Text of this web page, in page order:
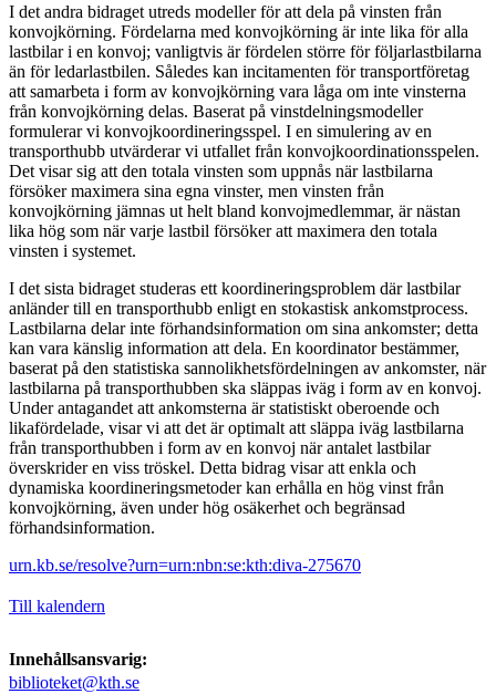
I det andra bidraget utreds modeller för att dela på vinsten från
konvojkörning. Fördelarna med konvojkörning är inte lika för alla
lastbilar i en konvoj; vanligtvis är fördelen större för följarlastbilarna
än för ledarlastbilen. Således kan incitamenten för transportföretag
att samarbeta i form av konvojkörning vara låga om inte vinsterna
från konvojkörning delas. Baserat på vinstdelningsmodeller
formulerar vi konvojkoordineringsspel. I en simulering av en
transporthubb utvärderar vi utfallet från konvojkoordinationsspelen.
Det visar sig att den totala vinsten som uppnås när lastbilarna
försöker maximera sina egna vinster, men vinsten från
konvojkörning jämnas ut helt bland konvojmedlemmar, är nästan
lika hög som när varje lastbil försöker att maximera den totala
vinsten i systemet.
I det sista bidraget studeras ett koordineringsproblem där lastbilar
anländer till en transporthubb enligt en stokastisk ankomstprocess.
Lastbilarna delar inte förhandsinformation om sina ankomster; detta
kan vara känslig information att dela. En koordinator bestämmer,
baserat på den statistiska sannolikhetsfördelningen av ankomster, när
lastbilarna på transporthubben ska släppas iväg i form av en konvoj.
Under antagandet att ankomsterna är statistiskt oberoende och
likafördelade, visar vi att det är optimalt att släppa iväg lastbilarna
från transporthubben i form av en konvoj när antalet lastbilar
överskrider en viss tröskel. Detta bidrag visar att enkla och
dynamiska koordineringsmetoder kan erhålla en hög vinst från
konvojkörning, även under hög osäkerhet och begränsad
förhandsinformation.
urn.kb.se/resolve?urn=urn:nbn:se:kth:diva-275670
Till kalendern
Innehållsansvarig:
biblioteket@kth.se